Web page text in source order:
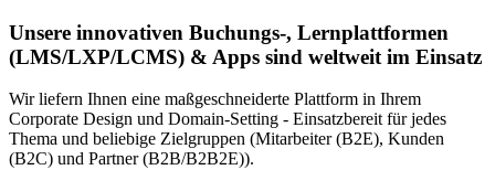
Unsere innovativen Buchungs-, Lernplattformen
(LMS/LXP/LCMS) & Apps sind weltweit im Einsatz
Wir liefern Ihnen eine maßgeschneiderte Plattform in Ihrem
Corporate Design und Domain-Setting - Einsatzbereit für jedes
Thema und beliebige Zielgruppen (Mitarbeiter (B2E), Kunden
(B2C) und Partner (B2B/B2B2E)).